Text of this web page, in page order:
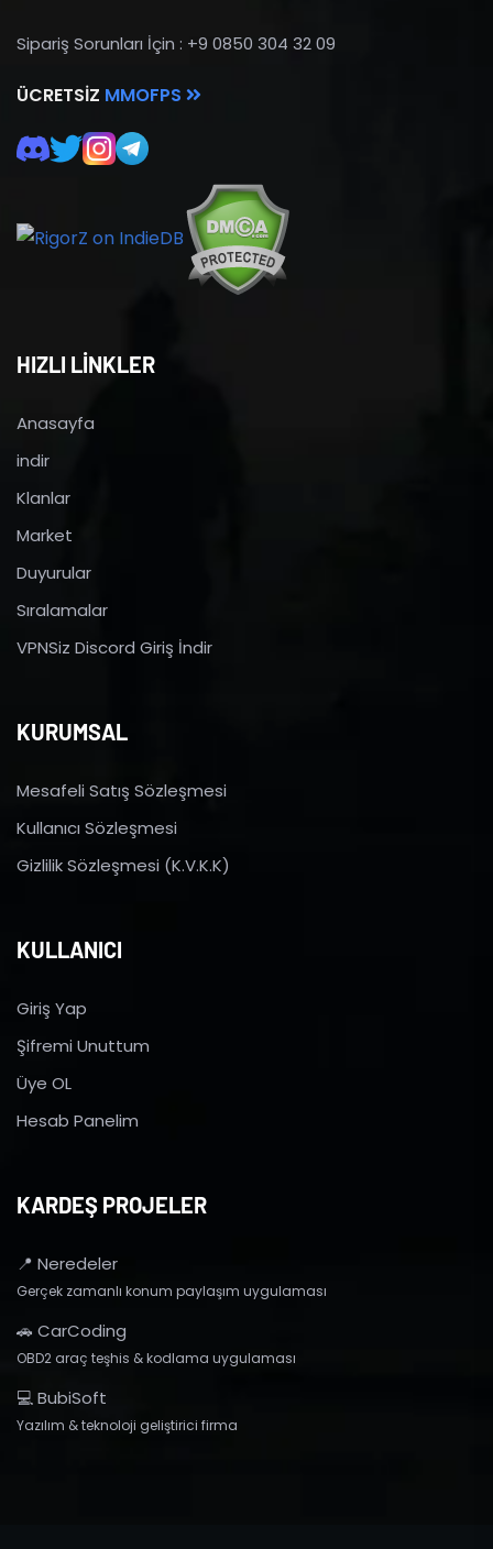
Sipariş Sorunları İçin : +9 0850 304 32 09
ÜCRETSIZ MMOFPS
HIZLI LİNKLER
Anasayfa
indir
Klanlar
Market
Duyurular
Sıralamalar
VPNSiz Discord Giriş İndir
KURUMSAL
Mesafeli Satış Sözleşmesi
Kullanıcı Sözleşmesi
Gizlilik Sözleşmesi (K.V.K.K)
KULLANICI
Giriş Yap
Şifremi Unuttum
Üye OL
Hesab Panelim
KARDEŞ PROJELER
📍 Neredeler
Gerçek zamanlı konum paylaşım uygulaması
🚗 CarCoding
OBD2 araç teşhis & kodlama uygulaması
💻 BubiSoft
Yazılım & teknoloji geliştirici firma